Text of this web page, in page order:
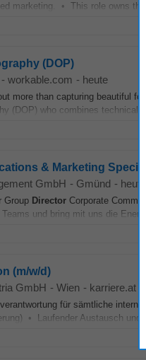
marketing. • This role owns
(DOP)
- workable.com - heute
more than capturing beautiful
(DOP) who combines technical
& Marketing
GmbH - Gmünd - heute
Group Director Corporate
und bring mit uns die
(m/w/d)
GmbH - Wien - karriere.at
für sämtliche intern
• Laufender Austausch und